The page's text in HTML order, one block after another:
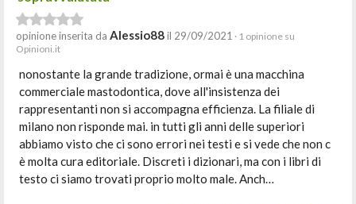
opinione inserita da Alessio88il 29/09/2021 · 1 opinione su
Opinioni.it
nonostante la grande tradizione, ormai è una macchina
commerciale mastodontica, dove all'insistenza dei
rappresentanti non si accompagna efficienza. La filiale di
milano non risponde mai. in tutti gli anni delle superiori
abbiamo visto che ci sono errori nei testi e si vede che non c
è molta cura editoriale. Discreti i dizionari, ma con i libri di
testo ci siamo trovati proprio molto male. Anch…